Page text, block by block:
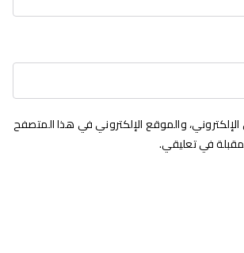
والموقع الإلكتروني في هذا المتصفح
في تعليقي.